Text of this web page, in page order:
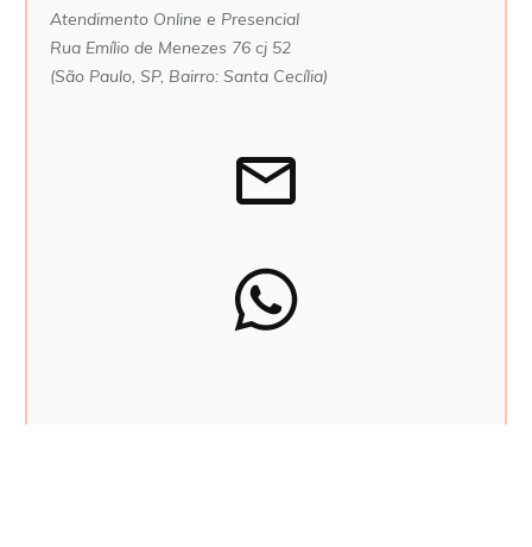
Atendimento Online e Presencial
Rua Emílio de Menezes 76 cj 52
(São Paulo, SP, Bairro: Santa Cecília)